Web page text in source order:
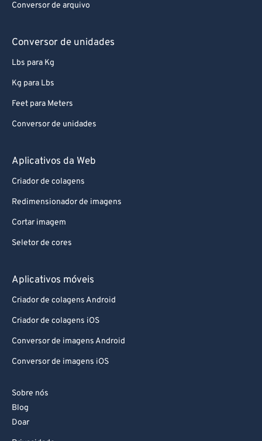
Conversor de arquivo
Conversor de unidades
Lbs para Kg
Kg para Lbs
Feet para Meters
Conversor de unidades
Aplicativos da Web
Criador de colagens
Redimensionador de imagens
Cortar imagem
Seletor de cores
Aplicativos móveis
Criador de colagens Android
Criador de colagens iOS
Conversor de imagens Android
Conversor de imagens iOS
Sobre nós
Blog
Doar